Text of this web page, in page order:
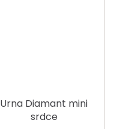
Urna Diamant mini
srdce